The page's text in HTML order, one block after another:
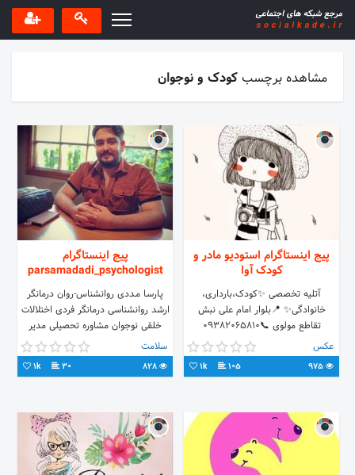
مشاهده برچسبکودک و نوجوان
پیج اینستاگرام استودیو مادر و
کودک آوا
آتلیه تخصصی ✨کودک،بارداری،
خانوادگی✨ 📍بلوار امام علی نبش
تقاطع مولوی 📞09382065810
عکس
105
1k
پیج اینستاگرام
parsamadadi_psychologist
پـارسـا مـددی روانشناس-روان درمانگر
ارشد روانشناسی درمانگر فردی اختلالات
خلقی نوجوان مشاوره تحصیلی مدیر
آموزشی انجمن رواندرمانی مازندران
سلامت
30
1k